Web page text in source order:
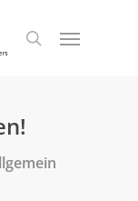
search
Menu